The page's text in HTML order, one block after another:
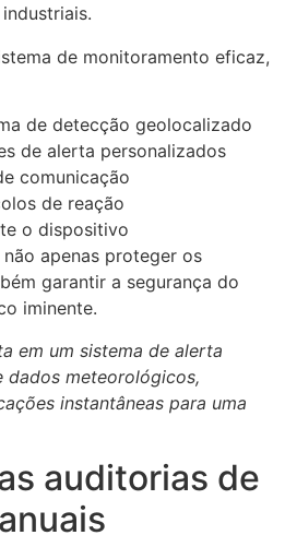
de monitoramento eficaz,
de detecção geolocalizado
de alerta personalizados
comunicação
de reação
o dispositivo
apenas proteger os
garantir a segurança do
iminente.
em um sistema de alerta
dados meteorológicos,
instantâneas para uma
auditorias de